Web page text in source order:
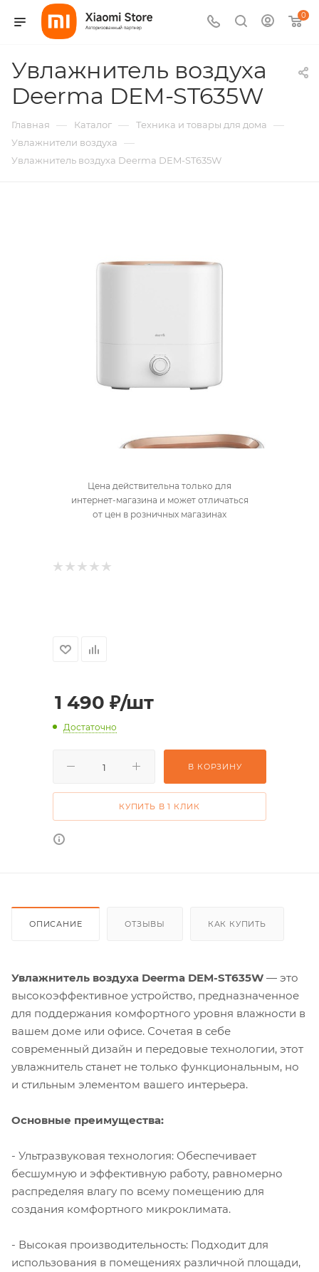
0
Увлажнитель воздуха
Deerma DEM-ST635W
Главная — Каталог — Техника и товары для дома —
Увлажнители воздуха —
Увлажнитель воздуха Deerma DEM-ST635W
Цена действительна только для
интернет-магазина и может отличаться
от цен в розничных магазинах
1 490 ₽/шт
Достаточно
В КОРЗИНУ
КУПИТЬ В 1 КЛИК
ОПИСАНИЕ ОТЗЫВЫ КАК КУПИТЬ
Увлажнитель воздуха Deerma DEM-ST635W — это
высокоэффективное устройство, предназначенное
для поддержания комфортного уровня влажности в
вашем доме или офисе. Сочетая в себе
современный дизайн и передовые технологии, этот
увлажнитель станет не только функциональным, но
и стильным элементом вашего интерьера.
Основные преимущества:
- Ультразвуковая технология: Обеспечивает
бесшумную и эффективную работу, равномерно
распределяя влагу по всему помещению для
создания комфортного микроклимата.
- Высокая производительность: Подходит для
использования в помещениях различной площади,